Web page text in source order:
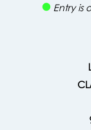
Entry is